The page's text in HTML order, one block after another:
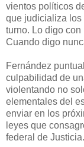
vientos políticos
que judicializa los
turno. Lo digo
Cuando digo
Fernández
culpabilidad de
violentando no
elementales del
enviar en los
leyes que
federal de Justicia.